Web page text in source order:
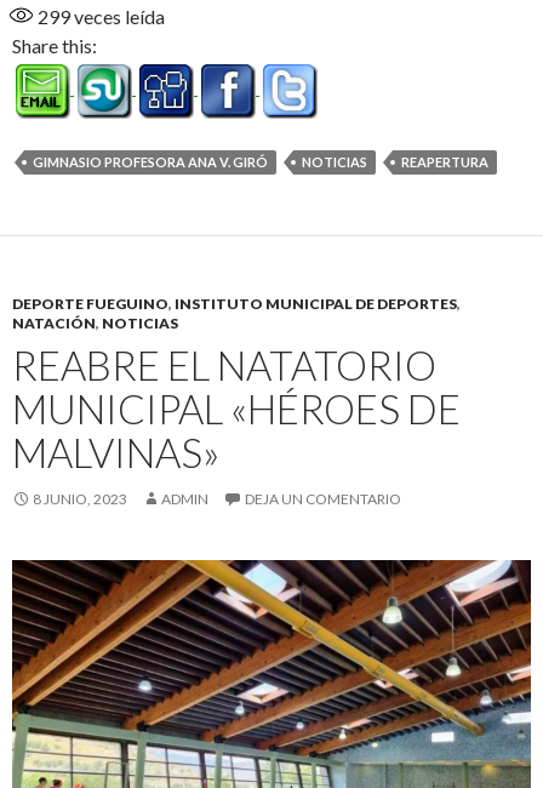
299veces leída
Share this:
GIMNASIO PROFESORA ANA V. GIRÓ NOTICIAS REAPERTURA
DEPORTE FUEGUINO, INSTITUTO MUNICIPAL DE DEPORTES,
NATACIÓN, NOTICIAS
REABRE EL NATATORIO
MUNICIPAL «HÉROES DE
MALVINAS»
8 JUNIO, 2023 ADMIN DEJA UN COMENTARIO